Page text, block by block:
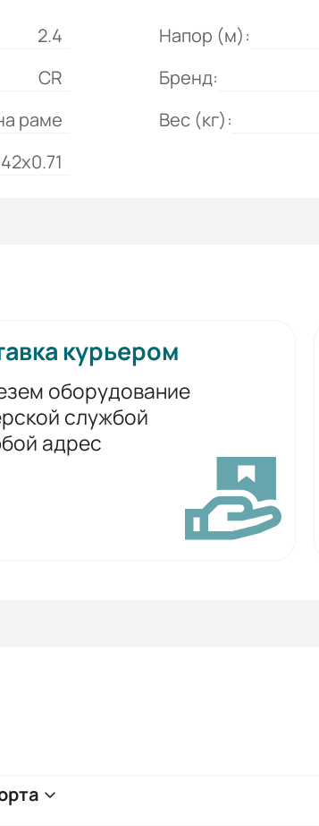
2.4 Напор (м):
CR Бренд:
раме Вес (кг):
курьером
оборудование
службой
адрес